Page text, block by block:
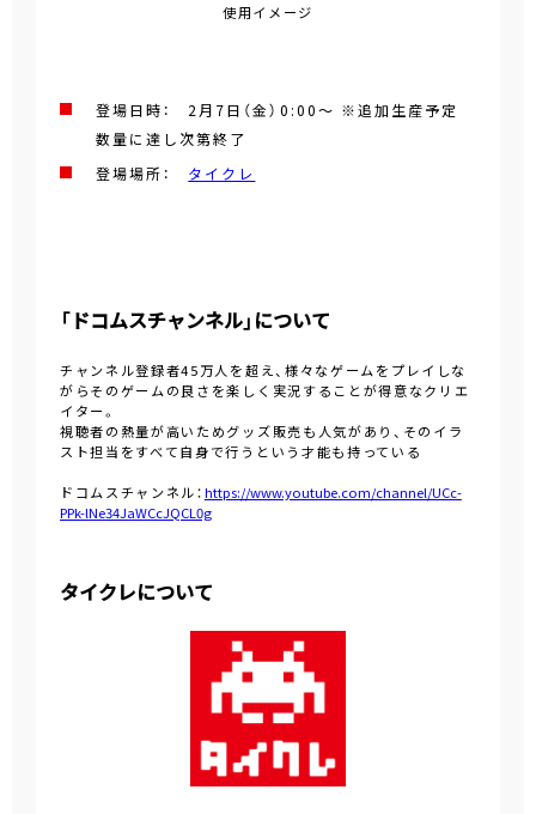
使用イメージ
登場日時： 2月7日（金）0:00～ ※追加生産予定
数量に達し次第終了
登場場所： タイクレ
「ドコムスチャンネル」について
チャンネル登録者45万人を超え、様々なゲームをプレイしな
がらそのゲームの良さを楽しく実況することが得意なクリエ
イター。
視聴者の熱量が高いためグッズ販売も人気があり、そのイラ
スト担当をすべて自身で行うという才能も持っている
ドコムスチャンネル：https://www.youtube.com/channel/UCc-
PPk-lNe34JaWCcJQCL0g
タイクレについて